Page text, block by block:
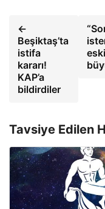
←
Beşiktaş’ta
istifa
kararı!
KAP’a
bildirdiler
Tavsiye Edilen